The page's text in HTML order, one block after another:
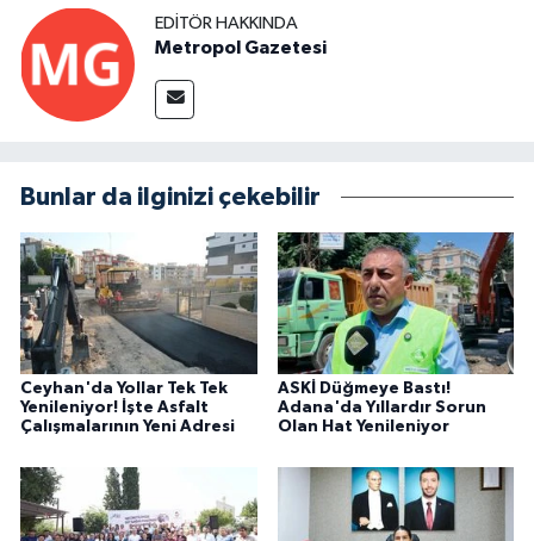
EDITÖR HAKKINDA
Metropol Gazetesi
Bunlar da ilginizi çekebilir
Ceyhan'da Yollar Tek Tek
Yenileniyor! İşte Asfalt
Çalışmalarının Yeni Adresi
ASKİ Düğmeye Bastı!
Adana'da Yıllardır Sorun
Olan Hat Yenileniyor